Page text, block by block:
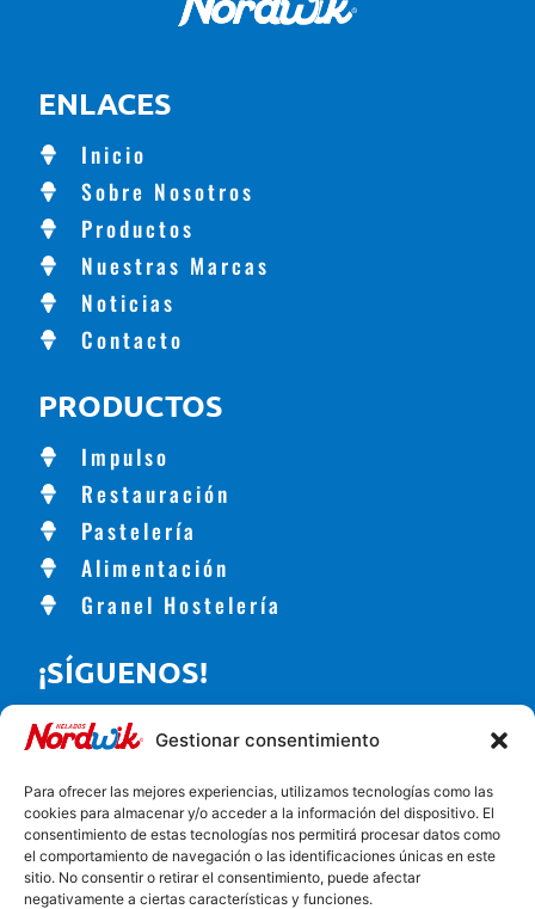
Gestionar consentimiento
Para ofrecer las mejores experiencias, utilizamos tecnologías como las
cookies para almacenar y/o acceder a la información del dispositivo. El
consentimiento de estas tecnologías nos permitirá procesar datos como
el comportamiento de navegación o las identificaciones únicas en este
sitio. No consentir o retirar el consentimiento, puede afectar
negativamente a ciertas características y funciones.
ENLACES
Inicio
Sobre Nosotros
Productos
Nuestras Marcas
Noticias
Contacto
PRODUCTOS
Impulso
Restauración
Pastelería
Alimentación
Granel Hostelería
¡SÍGUENOS!
CONTACTO
Carretera de Alhama, 56, Churriana de la Vega, España
958 57 01 00